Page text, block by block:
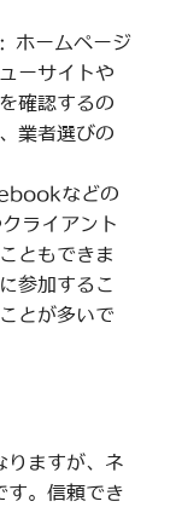
: ホームページ
ーサイトや
確認するの
業者選びの
などの
ライアント
ともできま
参加するこ
とが多いで
りますが、ネ
す。信頼でき